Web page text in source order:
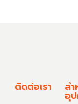
ติดต่อเรา ส
อุป